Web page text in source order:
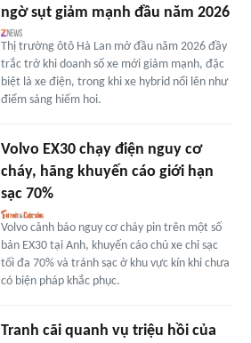
ngờ sụt giảm mạnh đầu năm 2026
Thị trường ôtô Hà Lan mở đầu năm 2026 đầy
trắc trở khi doanh số xe mới giảm mạnh, đặc
biệt là xe điện, trong khi xe hybrid nổi lên như
điểm sáng hiếm hoi.
Volvo EX30 chạy điện nguy cơ
cháy, hãng khuyến cáo giới hạn
sạc 70%
Volvo cảnh báo nguy cơ cháy pin trên một số
bản EX30 tại Anh, khuyến cáo chủ xe chỉ sạc
tối đa 70% và tránh sạc ở khu vực kín khi chưa
có biện pháp khắc phục.
Tranh cãi quanh vụ triệu hồi của